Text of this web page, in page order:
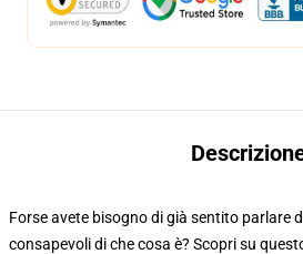
Forse avete bisogno di già sentito parlare
consapevoli di che cosa è? Scopri su